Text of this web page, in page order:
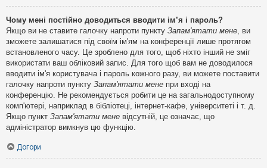
Чому мені постійно доводиться вводити ім’я і пароль?
Якщо ви не ставите галочку напроти пункту Запам'ятати мене , ви
зможете залишатися під своїм ім'ям на конференції лише протягом
встановленого часу. Це зроблено для того, щоб ніхто інший не зміг
використати ваш обліковий запис. Для того щоб вам не доводилося
вводити ім'я користувача і пароль кожного разу, ви можете поставити
галочку напроти пункту Запам'ятати мене при вході на
конференцію. Не рекомендується робити це на загальнодоступному
комп'ютері, наприклад в бібліотеці, інтернет-кафе, університеті і т. д.
Якщо пункт Запам'ятати мене відсутній, це означає, що
адміністратор вимкнув цю функцію.
Догори